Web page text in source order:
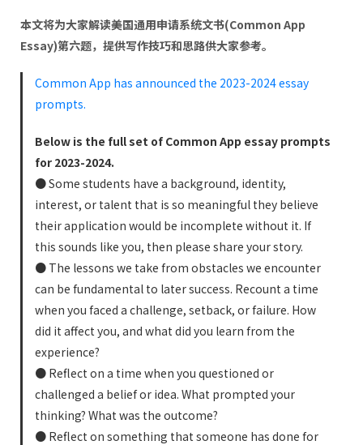
本文将为大家解读美国通用申请系统文书(Common App
Essay)第六题，提供写作技巧和思路供大家参考。
Common App has announced the 2023-2024 essay
prompts.
Below is the full set of Common App essay prompts
for 2023-2024.
● Some students have a background, identity,
interest, or talent that is so meaningful they believe
their application would be incomplete without it. If
this sounds like you, then please share your story.
● The lessons we take from obstacles we encounter
can be fundamental to later success. Recount a time
when you faced a challenge, setback, or failure. How
did it affect you, and what did you learn from the
experience?
● Reflect on a time when you questioned or
challenged a belief or idea. What prompted your
thinking? What was the outcome?
● Reflect on something that someone has done for